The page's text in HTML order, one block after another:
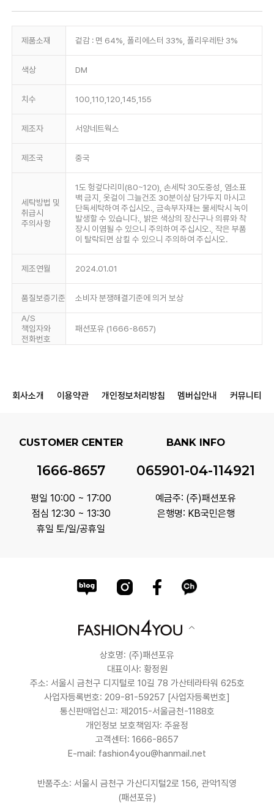
제품소재 겉감 : 면 64%, 폴리에스터 33%, 폴리우레탄 3%
색상 DM
치수 100,110,120,145,155
제조자 서양네트웍스
제조국 중국
세탁방법 및
취급시
주의사항
1도 헝겊다리미(80~120), 손세탁 30도중성, 염소표
백 금지, 옷걸이 그늘건조 30분이상 담가두지 마시고
단독세탁하여 주십시오., 금속부자재는 물세탁시 녹이
발생할 수 있습니다., 밝은 색상의 장신구나 의류와 착
장시 이염될 수 있으니 주의하여 주십시오., 작은 부품
이 탈락되면 삼킬 수 있으니 주의하여 주십시오.
제조연월 2024.01.01
품질보증기준 소비자 분쟁해결기준에 의거 보상
A/S
책임자와
전화번호
패션포유 (1666-8657)
회사소개 이용약관 개인정보처리방침 멤버십안내 커뮤니티
CUSTOMER CENTER
1666-8657
평일 10:00 ~ 17:00
점심 12:30 ~ 13:30
휴일 토/일/공휴일
BANK INFO
065901-04-114921
예금주: (주)패션포유
은행명: KB국민은행
상호명: (주)패션포유
대표이사: 황정원
주소: 서울시 금천구 디지털로 10길 78 가산테라타워 625호
사업자등록번호: 209-81-59257 [사업자등록번호]
통신판매업신고: 제2015-서울금천-1188호
개인정보 보호책임자: 주윤정
고객센터: 1666-8657
E-mail: fashion4you@hanmail.net
반품주소: 서울시 금천구 가산디지털2로 156, 관악1직영
(패션포유)